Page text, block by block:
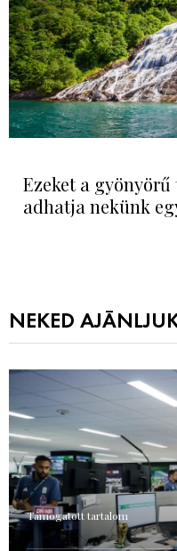
Ezeket a
adhatja nekünk
NEKED
Támogatott tartalom